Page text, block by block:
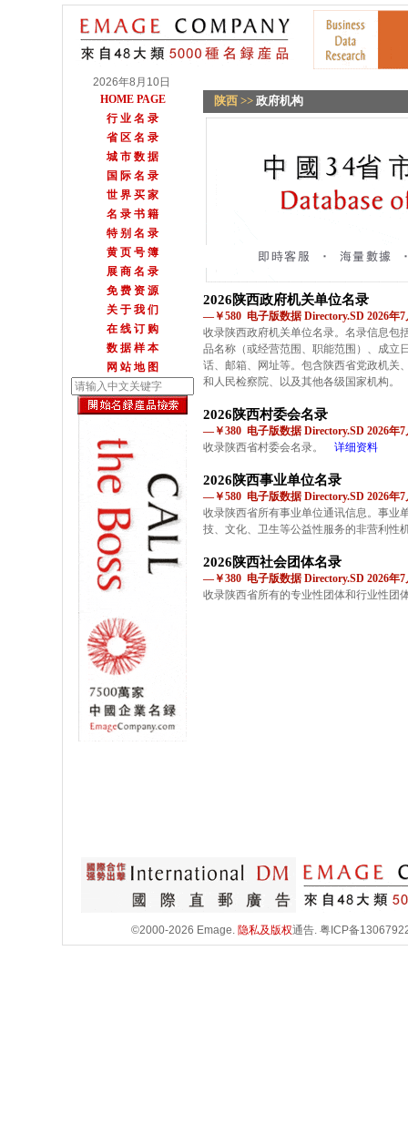
2026年8月10日
HOME PAGE
行 业 名 录
省 区 名 录
城 市 数 据
国 际 名 录
世 界 买 家
名 录 书 籍
特 别 名 录
黄 页 号 簿
展 商 名 录
免 费 资 源
关 于 我 们
在 线 订 购
数 据 样 本
网 站 地 图
陕西 >> 政府机构
2026陕西政府机关单位名录
—￥580 电子版数据 Directory.SD 2026年7
收录陕西政府机关单位名录。名录信息包
品名称（或经营范围、职能范围）、成立
话、邮箱、网址等。包含陕西省党政机关
和人民检察院、以及其他各级国家机构。
2026陕西村委会名录
—￥380 电子版数据 Directory.SD 2026年7
收录陕西省村委会名录。
详细资料
2026陕西事业单位名录
—￥580 电子版数据 Directory.SD 2026年7
收录陕西省所有事业单位通讯信息。事业
技、文化、卫生等公益性服务的非营利性
2026陕西社会团体名录
—￥380 电子版数据 Directory.SD 2026年7
收录陕西省所有的专业性团体和行业性团
©2000-2026 Emage. 隐私及版权通告. 粤ICP备